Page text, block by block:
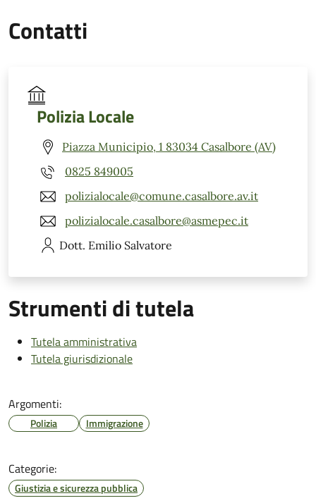
Contatti
Polizia Locale
Piazza Municipio, 1 83034 Casalbore (AV)
0825 849005
polizialocale@comune.casalbore.av.it
polizialocale.casalbore@asmepec.it
Dott. Emilio Salvatore
Strumenti di tutela
Tutela amministrativa
Tutela giurisdizionale
Argomenti:
Polizia Immigrazione
Categorie:
Giustizia e sicurezza pubblica